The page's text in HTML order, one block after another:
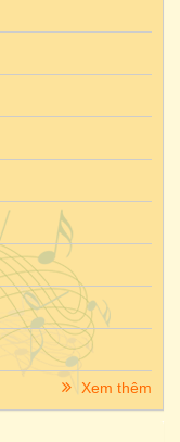
Xem thêm